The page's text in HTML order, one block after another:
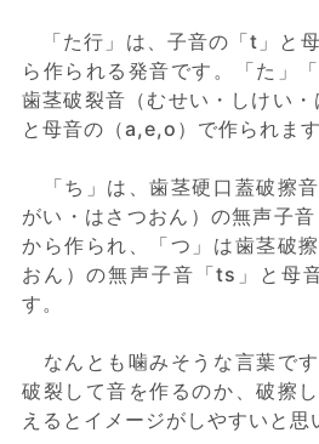
「た行」は、子音の「t」と
ら作られる発音です。「た」
歯茎破裂音（むせい・しけい・
と母音の（a,e,o）で作られます
「ち」は、歯茎硬口蓋破擦
がい・はさつおん）の無声子
から作られ、「つ」は歯茎破
おん）の無声子音「ts」と母
す。
なんとも噛みそうな言葉です
破裂して音を作るのか、破擦
えるとイメージがしやすいと思